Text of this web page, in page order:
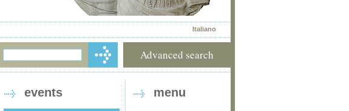
Italiano
Advanced search
events menu